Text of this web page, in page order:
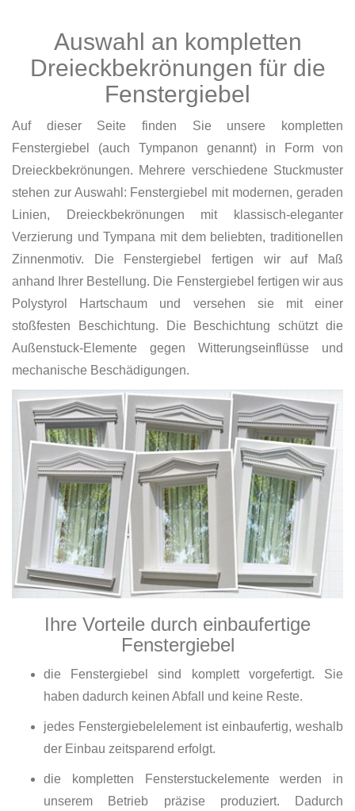
Auswahl an kompletten
Dreieckbekrönungen für die
Fenstergiebel
Auf dieser Seite finden Sie unsere kompletten
Fenstergiebel (auch Tympanon genannt) in Form von
Dreieckbekrönungen. Mehrere verschiedene Stuckmuster
stehen zur Auswahl: Fenstergiebel mit modernen, geraden
Linien, Dreieckbekrönungen mit klassisch-eleganter
Verzierung und Tympana mit dem beliebten, traditionellen
Zinnenmotiv. Die Fenstergiebel fertigen wir auf Maß
anhand Ihrer Bestellung. Die Fenstergiebel fertigen wir aus
Polystyrol Hartschaum und versehen sie mit einer
stoßfesten Beschichtung. Die Beschichtung schützt die
Außenstuck-Elemente gegen Witterungseinflüsse und
mechanische Beschädigungen.
Ihre Vorteile durch einbaufertige
Fenstergiebel
die Fenstergiebel sind komplett vorgefertigt. Sie
haben dadurch keinen Abfall und keine Reste.
jedes Fenstergiebelelement ist einbaufertig, weshalb
der Einbau zeitsparend erfolgt.
die kompletten Fensterstuckelemente werden in
unserem Betrieb präzise produziert. Dadurch